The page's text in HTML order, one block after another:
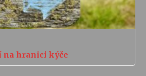
na hranici kýče